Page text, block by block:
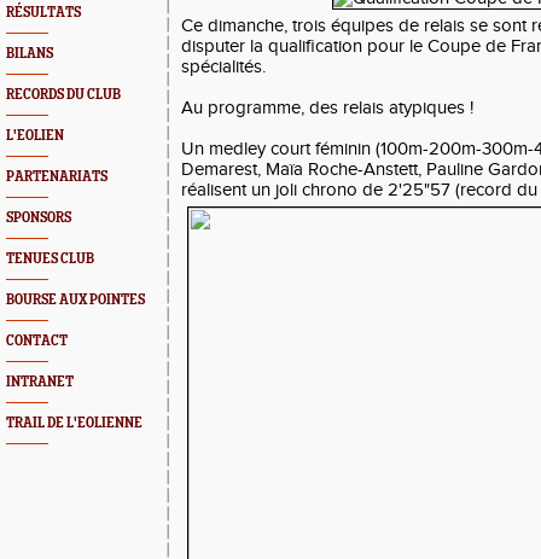
RÉSULTATS
BILANS
RECORDS DU CLUB
L'EOLIEN
PARTENARIATS
SPONSORS
TENUES CLUB
BOURSE AUX POINTES
CONTACT
INTRANET
TRAIL DE L'EOLIENNE
Ce dimanche, trois équipes de relais se sont
disputer la qualification pour le Coupe de
spécialités.
Au programme, des relais atypiques !
Un medley court féminin (100m-200m-300m-
Demarest, Maïa Roche-Anstett, Pauline
réalisent un joli chrono de 2'25"57 (record du